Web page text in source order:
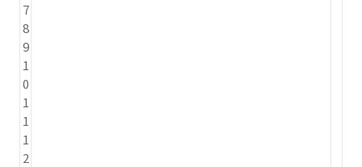
7
8
9
1
0
1
1
1
2